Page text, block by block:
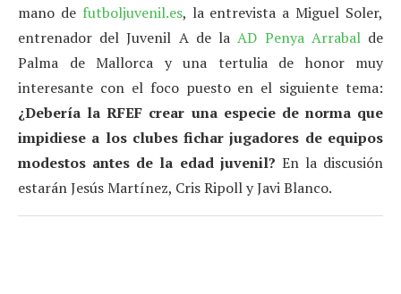
mano de futboljuvenil.es, la entrevista a Miguel Soler,
entrenador del Juvenil A de laAD Penya Arrabalde
Palma de Mallorca y una tertulia de honor muy
interesante con el foco puesto en el siguiente tema:
¿Debería la RFEF crear una especie de norma que
impidiese a los clubes fichar jugadores de equipos
modestos antes de la edad juvenil? En la discusión
estarán Jesús Martínez, Cris Ripoll y Javi Blanco.